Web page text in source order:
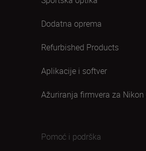
Dodatna oprema
Refurbished Products
Aplikacije i softver
Ažuriranja firmvera za Nikon
Pomoć i podrška